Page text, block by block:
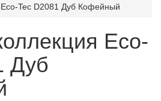
Tec D2081 Дуб Кофейный
Eco-
Дуб